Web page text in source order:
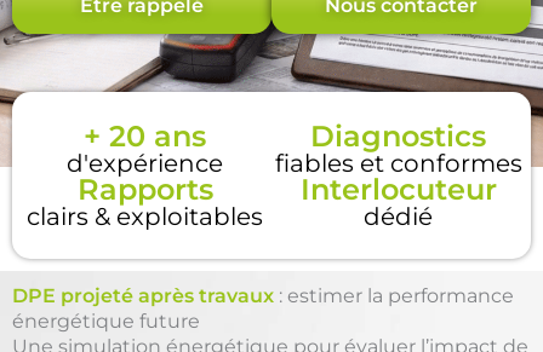
Être rappelé Nous contacter
+ 20 ans
d'expérience
Diagnostics
fiables et conformes
Rapports
clairs & exploitables
Interlocuteur
dédié
DPE projeté après travaux : estimer la performance
énergétique future
Une simulation énergétique pour évaluer l’impact de